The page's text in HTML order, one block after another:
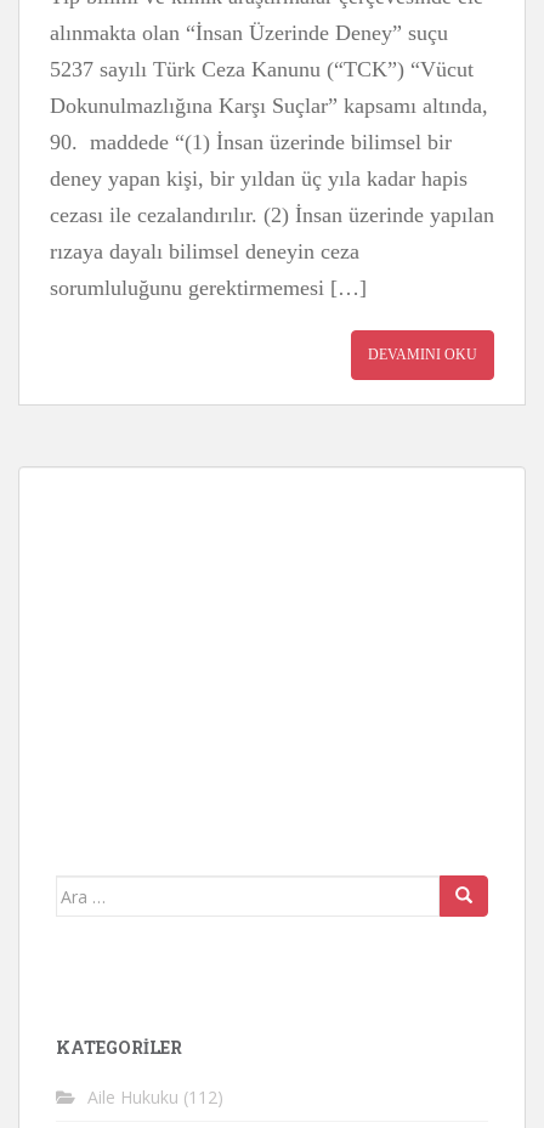
alınmakta olan “İnsan Üzerinde Deney” suçu
5237 sayılı Türk Ceza Kanunu (“TCK”) “Vücut
Dokunulmazlığına Karşı Suçlar” kapsamı altında,
90. maddede “(1) İnsan üzerinde bilimsel bir
deney yapan kişi, bir yıldan üç yıla kadar hapis
cezası ile cezalandırılır. (2) İnsan üzerinde yapılan
rızaya dayalı bilimsel deneyin ceza
sorumluluğunu gerektirmemesi […]
DEVAMINI OKU
Arama
KATEGORİLER
Aile Hukuku (112)